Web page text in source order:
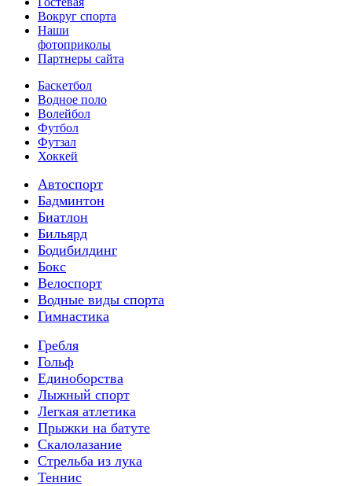
Вокруг спорта
Наши
фотоприколы
Партнеры сайта
Баскетбол
Водное поло
Волейбол
Футбол
Футзал
Хоккей
Автоспорт
Бадминтон
Биатлон
Бильярд
Бодибилдинг
Бокс
Велоспорт
Водные виды спорта
Гимнастика
Гребля
Гольф
Единоборства
Лыжный спорт
Легкая атлетика
Прыжки на батуте
Скалолазание
Стрельба из лука
Теннис